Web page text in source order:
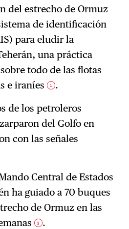
del estrecho de Ormuz
de identificación
para eludir la
una práctica
todo de las flotas
e iraníes
1 .
de los petroleros
del Golfo en
con las señales
Central de Estados
ha guiado a 70 buques
de Ormuz en las
3 .